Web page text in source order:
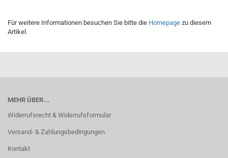
Für weitere Informationen besuchen Sie bitte die Homepage zu diesem
Artikel.
MEHR ÜBER...
Widerrufsrecht & Widerrufsformular
Versand- & Zahlungsbedingungen
Kontakt